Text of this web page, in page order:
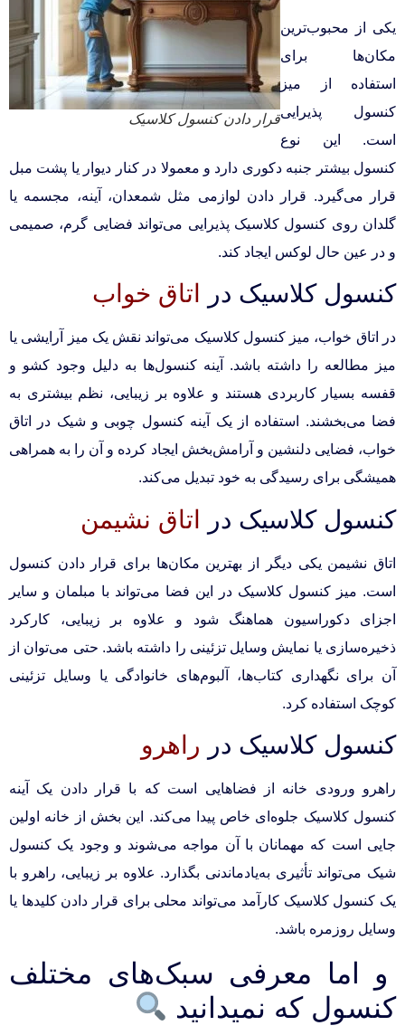
قرار دادن کنسول کلاسیک
یکی از محبوب‌ترین
مکان‌ها برای
استفاده از میز
کنسول پذیرایی
است. این نوع
کنسول بیشتر جنبه دکوری دارد و معمولا در کنار دیوار یا پشت مبل
قرار می‌گیرد. قرار دادن لوازمی مثل شمعدان، آینه، مجسمه یا
گلدان روی کنسول کلاسیک پذیرایی می‌تواند فضایی گرم، صمیمی
و در عین حال لوکس ایجاد کند.
کنسول کلاسیک در اتاق خواب
در اتاق خواب، میز کنسول کلاسیک می‌تواند نقش یک میز آرایشی یا
میز مطالعه را داشته باشد. آینه کنسول‌ها به دلیل وجود کشو و
قفسه بسیار کاربردی هستند و علاوه بر زیبایی، نظم بیشتری به
فضا می‌بخشند. استفاده از یک آینه کنسول چوبی و شیک در اتاق
خواب، فضایی دلنشین و آرامش‌بخش ایجاد کرده و آن را به همراهی
همیشگی برای رسیدگی به خود تبدیل می‌کند.
کنسول کلاسیک در اتاق نشیمن
اتاق نشیمن یکی دیگر از بهترین مکان‌ها برای قرار دادن کنسول
است. میز کنسول کلاسیک در این فضا می‌تواند با مبلمان و سایر
اجزای دکوراسیون هماهنگ شود و علاوه بر زیبایی، کارکرد
ذخیره‌سازی یا نمایش وسایل تزئینی را داشته باشد. حتی می‌توان از
آن برای نگهداری کتاب‌ها، آلبوم‌های خانوادگی یا وسایل تزئینی
کوچک استفاده کرد.
کنسول کلاسیک در راهرو
راهرو ورودی خانه از فضاهایی است که با قرار دادن یک آینه
کنسول کلاسیک جلوه‌ای خاص پیدا می‌کند. این بخش از خانه اولین
جایی است که مهمانان با آن مواجه می‌شوند و وجود یک کنسول
شیک می‌تواند تأثیری به‌یادماندنی بگذارد. علاوه بر زیبایی، راهرو با
یک کنسول کلاسیک کارآمد می‌تواند محلی برای قرار دادن کلیدها یا
وسایل روزمره باشد.
و اما معرفی سبک‌های مختلف
کنسول که نمیدانید